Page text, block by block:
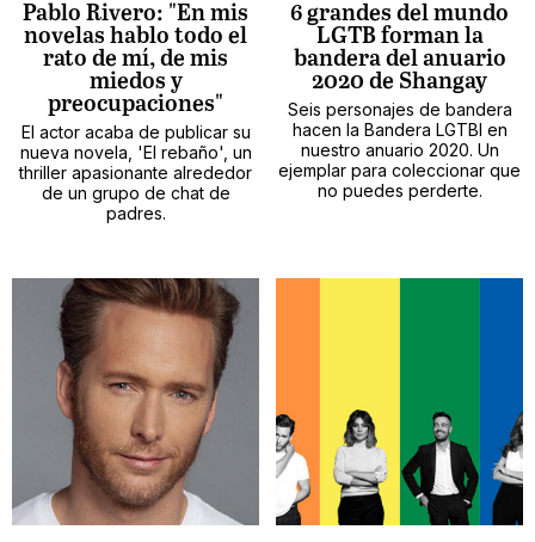
Pablo Rivero: "En mis
novelas hablo todo el
rato de mí, de mis
miedos y
preocupaciones"
El actor acaba de publicar su
nueva novela, 'El rebaño', un
thriller apasionante alrededor
de un grupo de chat de
padres.
6 grandes del mundo
LGTB forman la
bandera del anuario
2020 de Shangay
Seis personajes de bandera
hacen la Bandera LGTBI en
nuestro anuario 2020. Un
ejemplar para coleccionar que
no puedes perderte.